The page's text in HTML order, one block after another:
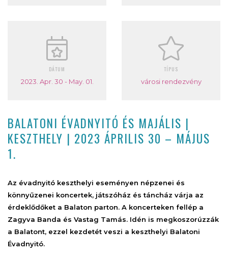
DÁTUM
2023. Apr. 30 - May. 01.
TÍPUS
városi rendezvény
BALATONI ÉVADNYITÓ ÉS MAJÁLIS |
KESZTHELY | 2023 ÁPRILIS 30 – MÁJUS
1.
Az évadnyitó keszthelyi eseményen népzenei és
könnyűzenei koncertek, játszóház és táncház várja az
érdeklődőket a Balaton parton. A koncerteken fellép a
Zagyva Banda és Vastag Tamás. Idén is megkoszorúzzák
a Balatont, ezzel kezdetét veszi a keszthelyi Balatoni
Évadnyitó.